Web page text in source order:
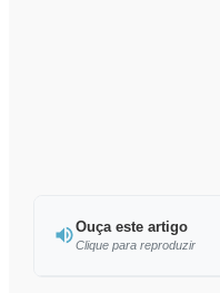
Ouça este artigo
Clique para reproduzir